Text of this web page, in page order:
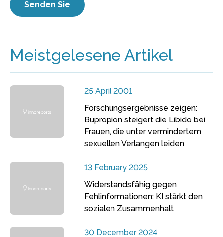
Meistgelesene Artikel
25 April 2001
Forschungsergebnisse zeigen:
Bupropion steigert die Libido bei
Frauen, die unter vermindertem
sexuellen Verlangen leiden
13 February 2025
Widerstandsfähig gegen
Fehlinformationen: KI stärkt den
sozialen Zusammenhalt
30 December 2024